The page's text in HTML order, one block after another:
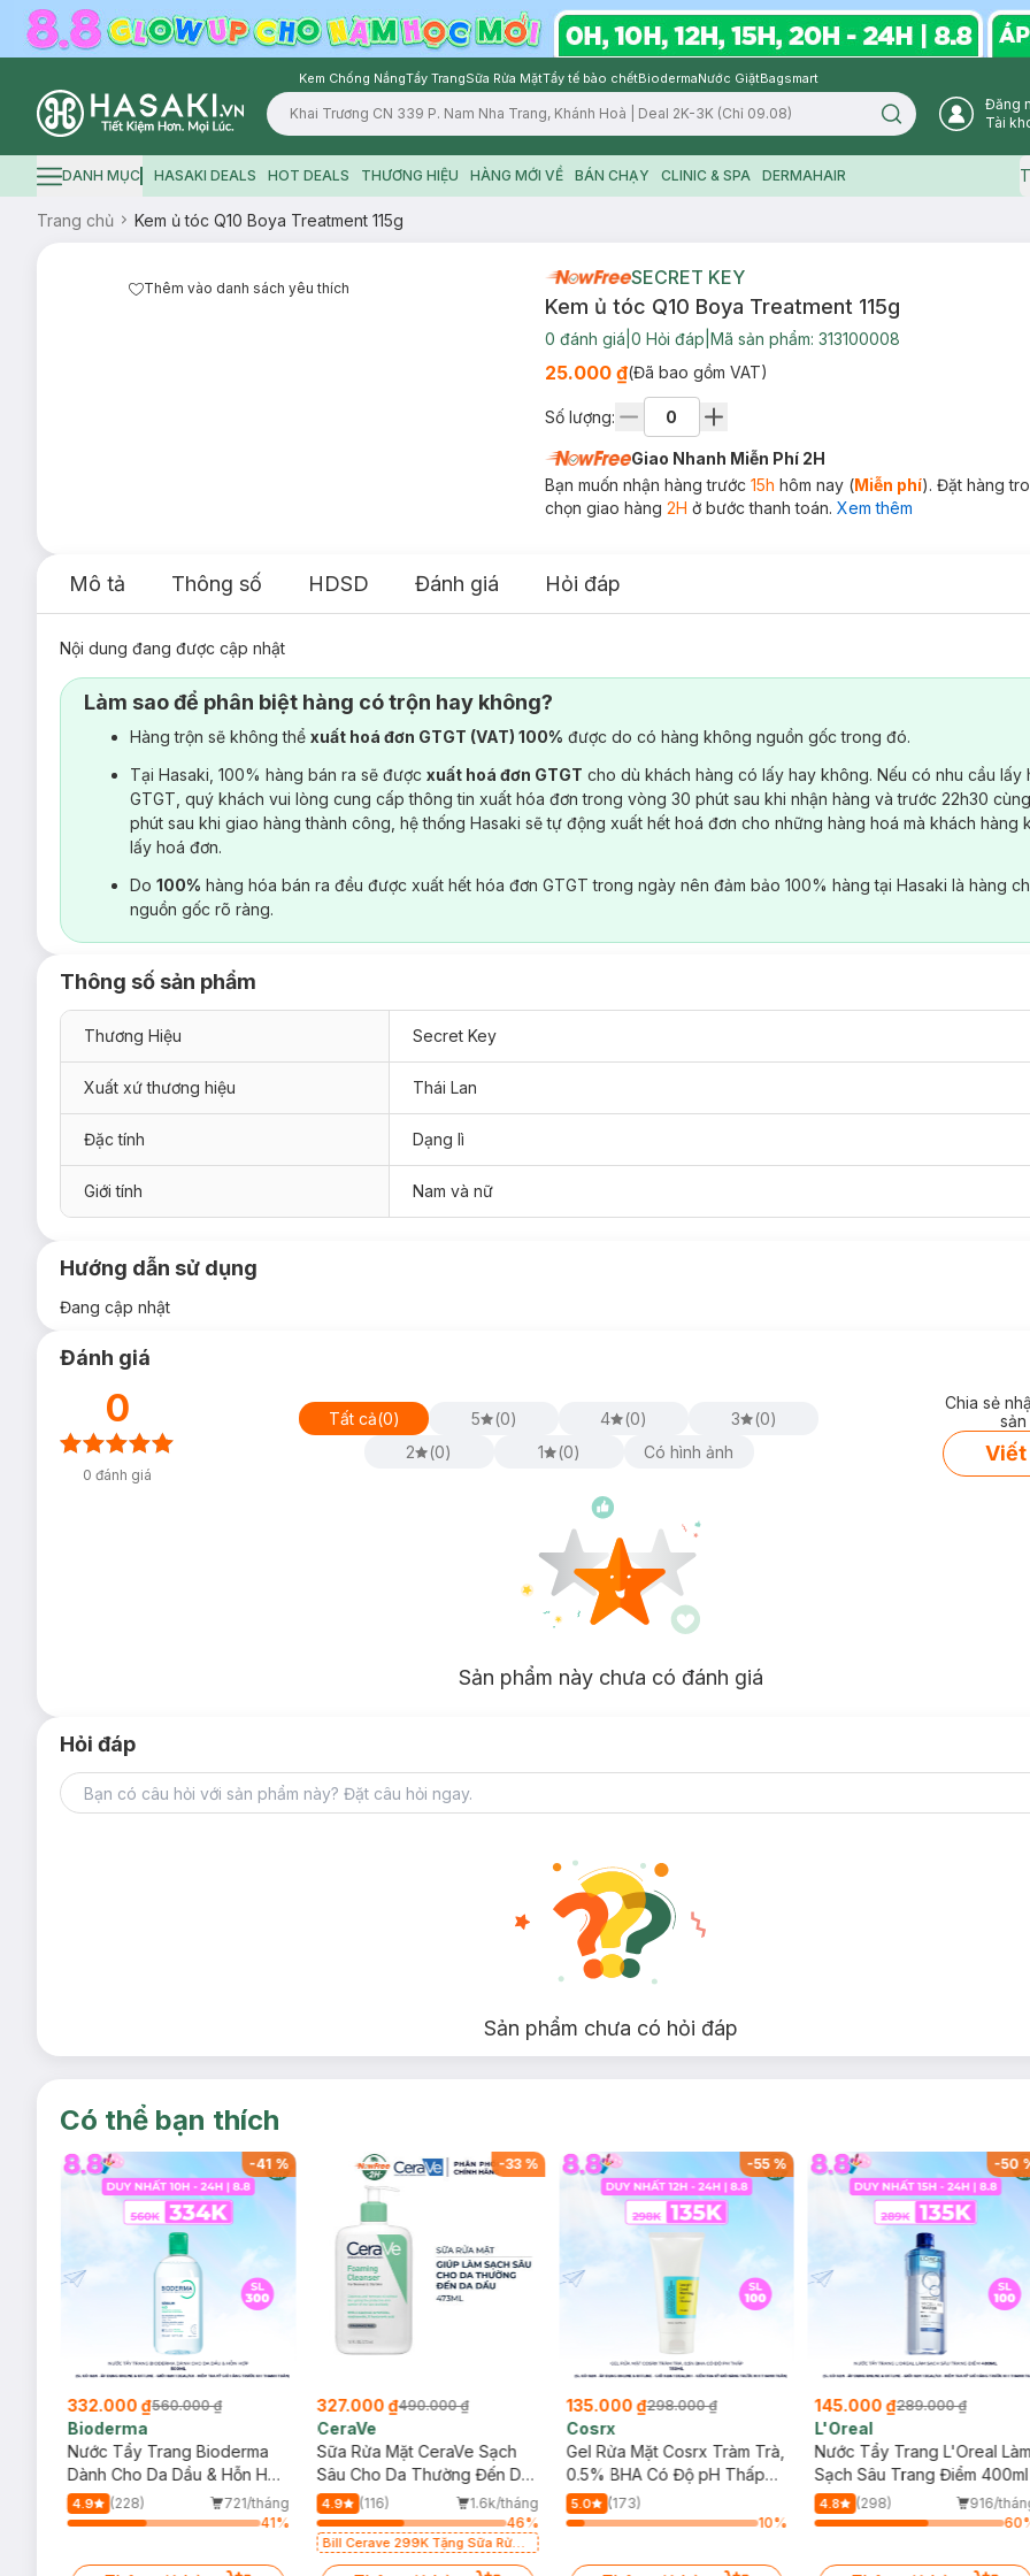
Kem Chống NắngTẩy TrangSữa Rửa MặtTẩy tế bào chếtBiodermaNước GiặtBagsmart
Logo
Search icon
Đăng
Tài
Hamburger icon
DANH MỤC HASAKI DEALS HOT DEALS THƯƠNG HIỆU HÀNG MỚI VỀ BÁN CHẠY CLINIC & SPA DERMAHAIR
Trang chủ Kem ủ tóc Q10 Boya Treatment 115g
Thêm vào danh sách yêu thích SECRET KEY
Kem ủ tóc Q10 Boya Treatment 115g
0 đánh giá 0 Hỏi đáp Mã sản phẩm: 313100008
25.000 ₫(Đã bao gồm VAT)
Số lượng:
Giao Nhanh Miễn Phí 2H
Bạn muốn nhận hàng trước 15h hôm nay (Miễn phí). Đặt hàng
chọn giao hàng 2H ở bước thanh toán. Xem thêm
Mô tả Thông số HDSD Đánh giá Hỏi đáp
Nội dung đang được cập nhật
Làm sao để phân biệt hàng có trộn hay không?
Hàng trộn sẽ không thể xuất hoá đơn GTGT (VAT) 100% được do có hàng không nguồn gốc trong đó.
Tại Hasaki, 100% hàng bán ra sẽ được xuất hoá đơn GTGT cho dù khách hàng có lấy hay không. Nếu có nhu cầu lấy
GTGT, quý khách vui lòng cung cấp thông tin xuất hóa đơn trong vòng 30 phút sau khi nhận hàng và trước 22h30
phút sau khi giao hàng thành công, hệ thống Hasaki sẽ tự động xuất hết hoá đơn cho những hàng hoá mà khách hàng
lấy hoá đơn.
Do 100% hàng hóa bán ra đều được xuất hết hóa đơn GTGT trong ngày nên đảm bảo 100% hàng tại Hasaki là hàng
nguồn gốc rõ ràng.
Thông số sản phẩm
Thương Hiệu Secret Key
Xuất xứ thương hiệu Thái Lan
Đặc tính Dạng lì
Giới tính Nam và nữ
Hướng dẫn sử dụng
Đang cập nhật
Đánh giá
0
0 đánh giá
Tất cả(0) 5 (0) 4 (0) 3 (0)
2
(0) 1 (0) Có hình ảnh
Chia sẻ
Viết
Sản phẩm này chưa có đánh giá
Hỏi đáp
Sản phẩm chưa có hỏi đáp
Có thể bạn thích
-41 %
332.000 ₫560.000 ₫
Bioderma
Nước Tẩy Trang Bioderma
Dành Cho Da Dầu & Hỗn Hợp
500ml
4.9 (228)
721/tháng
41%
-33%
327.000 ₫490.000 ₫
CeraVe
Sữa Rửa Mặt CeraVe Sạch
Sâu Cho Da Thường Đến Da
Dầu 473ml
4.9 (116)
1.6k/tháng
46%
Bill Cerave 299K Tặng Sữa Rửa
-55%
135.000 ₫298.000 ₫
Cosrx
Gel Rửa Mặt Cosrx Tràm Trà,
0.5% BHA Có Độ pH Thấp
150ml
5.0
(173)
10%
-50
145.000 ₫289.000 ₫
L'Oreal
Nước Tẩy Trang L'Oreal
Sạch Sâu Trang Điểm 400ml
4.8 (298)
916/
60